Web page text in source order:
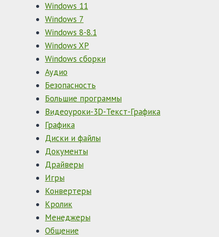
Windows 11
Windows 7
Windows 8-8.1
Windows XP
Windows сборки
Аудио
Безопасность
Большие программы
Видеоуроки-3D-Текст-Графика
Графика
Диски и файлы
Документы
Драйверы
Игры
Конвертеры
Кролик
Менеджеры
Общение